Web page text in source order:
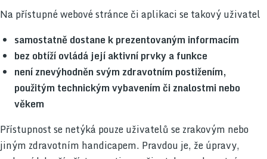
Na přístupné webové stránce či aplikaci se takový uživatel
samostatně dostane k prezentovaným informacím
bez obtíží ovládá její aktivní prvky a funkce
není znevýhodněn svým zdravotním postižením,
použitým technickým vybavením či znalostmi nebo
věkem
Přístupnost se netýká pouze uživatelů se zrakovým nebo
jiným zdravotním handicapem. Pravdou je, že úpravy,